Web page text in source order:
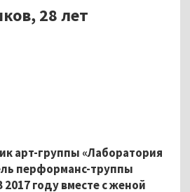
28 лет
арт-группы «Лаборатория
перформанс-труппы
году вместе с женой